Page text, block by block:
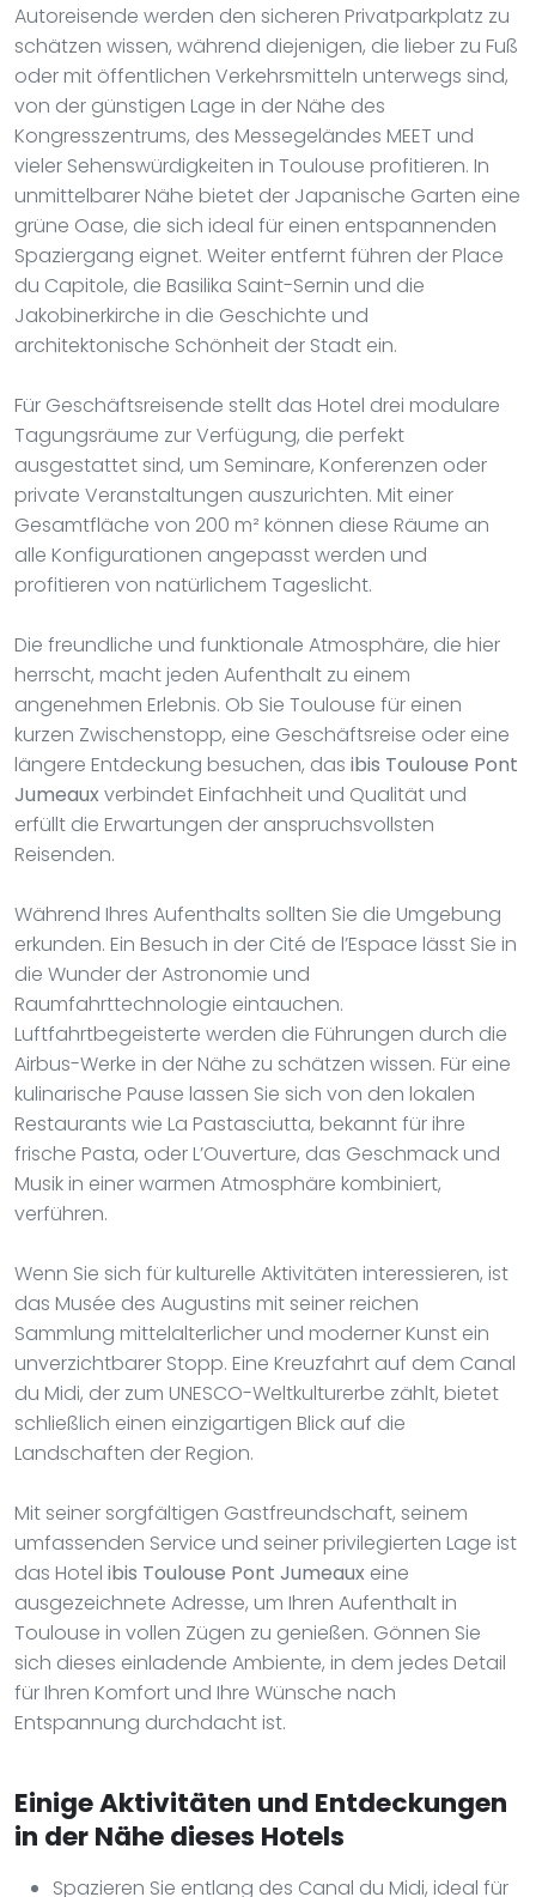
Autoreisende werden den sicheren Privatparkplatz zu
schätzen wissen, während diejenigen, die lieber zu Fuß
oder mit öffentlichen Verkehrsmitteln unterwegs sind,
von der günstigen Lage in der Nähe des
Kongresszentrums, des Messegeländes MEET und
vieler Sehenswürdigkeiten in Toulouse profitieren. In
unmittelbarer Nähe bietet der Japanische Garten eine
grüne Oase, die sich ideal für einen entspannenden
Spaziergang eignet. Weiter entfernt führen der Place
du Capitole, die Basilika Saint-Sernin und die
Jakobinerkirche in die Geschichte und
architektonische Schönheit der Stadt ein.
Für Geschäftsreisende stellt das Hotel drei modulare
Tagungsräume zur Verfügung, die perfekt
ausgestattet sind, um Seminare, Konferenzen oder
private Veranstaltungen auszurichten. Mit einer
Gesamtfläche von 200 m² können diese Räume an
alle Konfigurationen angepasst werden und
profitieren von natürlichem Tageslicht.
Die freundliche und funktionale Atmosphäre, die hier
herrscht, macht jeden Aufenthalt zu einem
angenehmen Erlebnis. Ob Sie Toulouse für einen
kurzen Zwischenstopp, eine Geschäftsreise oder eine
längere Entdeckung besuchen, das ibis Toulouse Pont
Jumeauxverbindet Einfachheit und Qualität und
erfüllt die Erwartungen der anspruchsvollsten
Reisenden.
Während Ihres Aufenthalts sollten Sie die Umgebung
erkunden. Ein Besuch in der Cité de l’Espace lässt Sie in
die Wunder der Astronomie und
Raumfahrttechnologie eintauchen.
Luftfahrtbegeisterte werden die Führungen durch die
Airbus-Werke in der Nähe zu schätzen wissen. Für eine
kulinarische Pause lassen Sie sich von den lokalen
Restaurants wie La Pastasciutta, bekannt für ihre
frische Pasta, oder L’Ouverture, das Geschmack und
Musik in einer warmen Atmosphäre kombiniert,
verführen.
Wenn Sie sich für kulturelle Aktivitäten interessieren, ist
das Musée des Augustins mit seiner reichen
Sammlung mittelalterlicher und moderner Kunst ein
unverzichtbarer Stopp. Eine Kreuzfahrt auf dem Canal
du Midi, der zum UNESCO-Weltkulturerbe zählt, bietet
schließlich einen einzigartigen Blick auf die
Landschaften der Region.
Mit seiner sorgfältigen Gastfreundschaft, seinem
umfassenden Service und seiner privilegierten Lage ist
das Hotel ibis Toulouse Pont Jumeaux eine
ausgezeichnete Adresse, um Ihren Aufenthalt in
Toulouse in vollen Zügen zu genießen. Gönnen Sie
sich dieses einladende Ambiente, in dem jedes Detail
für Ihren Komfort und Ihre Wünsche nach
Entspannung durchdacht ist.
Einige Aktivitäten und Entdeckungen
in der Nähe dieses Hotels
Spazieren Sie entlang des Canal du Midi, ideal für